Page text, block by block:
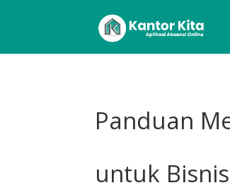
Panduan
untuk